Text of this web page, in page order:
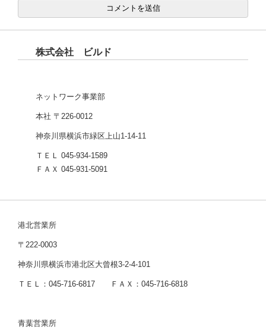
株式会社 ビルド
ネットワーク事業部
本社 〒226-0012
神奈川県横浜市緑区上山1-14-11
ＴＥＬ 045-934-1589
ＦＡＸ 045-931-5091
港北営業所
〒222-0003
神奈川県横浜市港北区大曾根3-2-4-101
ＴＥＬ：045-716-6817 ＦＡＸ：045-716-6818
青葉営業所